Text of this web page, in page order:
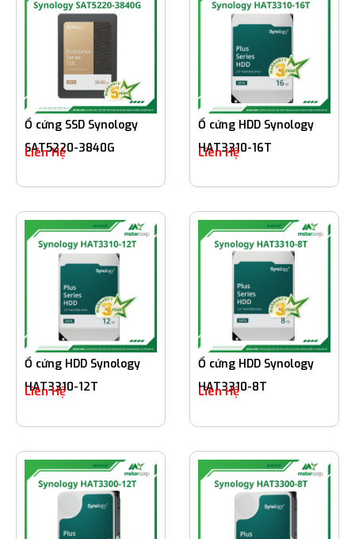
Ổ cứng SSD Synology
SAT5220-3840G
Liên Hệ
Ổ cứng HDD Synology
HAT3310-16T
Liên Hệ
Ổ cứng HDD Synology
HAT3310-12T
Liên Hệ
Ổ cứng HDD Synology
HAT3310-8T
Liên Hệ